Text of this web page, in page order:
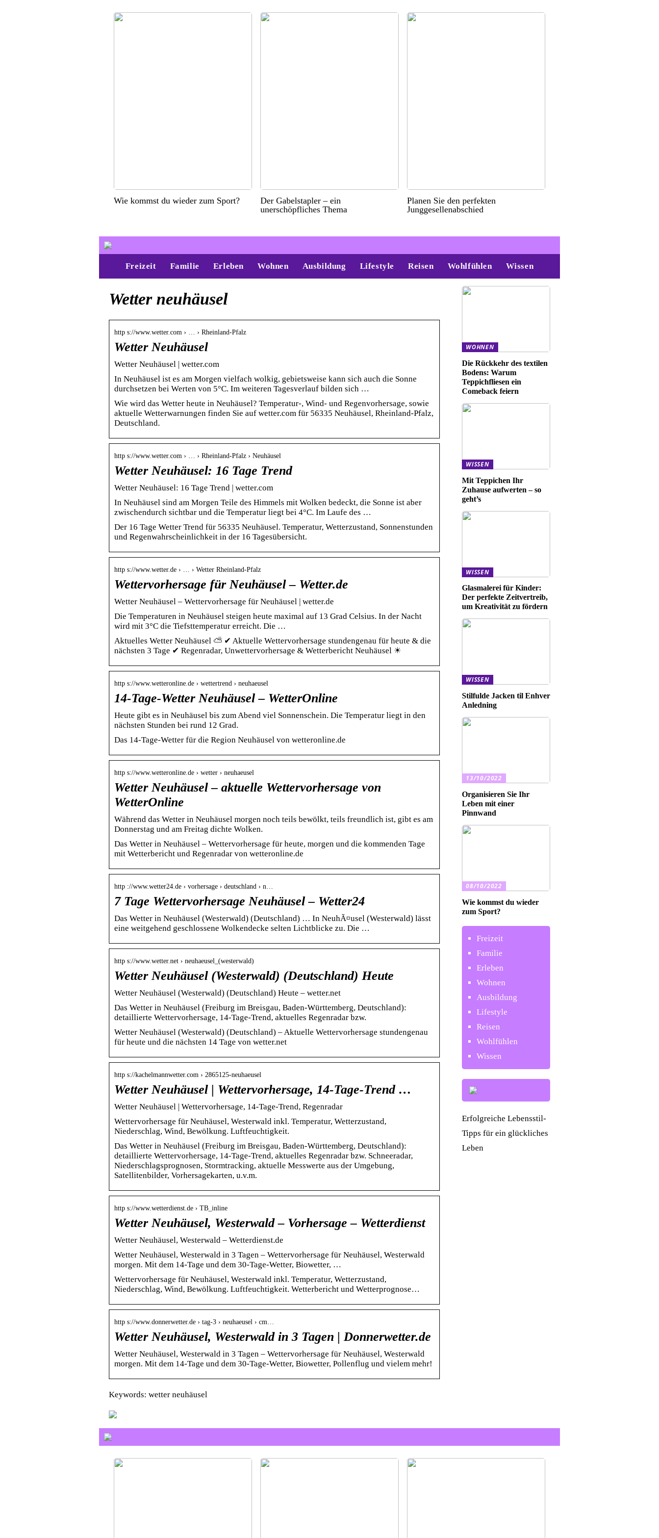
Wie kommst du wieder zum Sport?
Der Gabelstapler – ein
unerschöpfliches Thema
Planen Sie den perfekten
Junggesellenabschied
Freizeit Familie Erleben Wohnen Ausbildung Lifestyle Reisen Wohlfühlen Wissen
Wetter neuhäusel
http s://www.wetter.com › … › Rheinland-Pfalz
Wetter Neuhäusel
Wetter Neuhäusel | wetter.com
In Neuhäusel ist es am Morgen vielfach wolkig, gebietsweise kann sich auch die Sonne
durchsetzen bei Werten von 5°C. Im weiteren Tagesverlauf bilden sich …
Wie wird das Wetter heute in Neuhäusel? Temperatur-, Wind- und Regenvorhersage, sowie
aktuelle Wetterwarnungen finden Sie auf wetter.com für 56335 Neuhäusel, Rheinland-Pfalz,
Deutschland.
http s://www.wetter.com › … › Rheinland-Pfalz › Neuhäusel
Wetter Neuhäusel: 16 Tage Trend
Wetter Neuhäusel: 16 Tage Trend | wetter.com
In Neuhäusel sind am Morgen Teile des Himmels mit Wolken bedeckt, die Sonne ist aber
zwischendurch sichtbar und die Temperatur liegt bei 4°C. Im Laufe des …
Der 16 Tage Wetter Trend für 56335 Neuhäusel. Temperatur, Wetterzustand, Sonnenstunden
und Regenwahrscheinlichkeit in der 16 Tagesübersicht.
http s://www.wetter.de › … › Wetter Rheinland-Pfalz
Wettervorhersage für Neuhäusel – Wetter.de
Wetter Neuhäusel – Wettervorhersage für Neuhäusel | wetter.de
Die Temperaturen in Neuhäusel steigen heute maximal auf 13 Grad Celsius. In der Nacht
wird mit 3°C die Tiefsttemperatur erreicht. Die …
Aktuelles Wetter Neuhäusel ⛅ ✔ Aktuelle Wettervorhersage stundengenau für heute & die
nächsten 3 Tage ✔ Regenradar, Unwettervorhersage & Wetterbericht Neuhäusel ☀
http s://www.wetteronline.de › wettertrend › neuhaeusel
14-Tage-Wetter Neuhäusel – WetterOnline
Heute gibt es in Neuhäusel bis zum Abend viel Sonnenschein. Die Temperatur liegt in den
nächsten Stunden bei rund 12 Grad.
Das 14-Tage-Wetter für die Region Neuhäusel von wetteronline.de
http s://www.wetteronline.de › wetter › neuhaeusel
Wetter Neuhäusel – aktuelle Wettervorhersage von
WetterOnline
Während das Wetter in Neuhäusel morgen noch teils bewölkt, teils freundlich ist, gibt es am
Donnerstag und am Freitag dichte Wolken.
Das Wetter in Neuhäusel – Wettervorhersage für heute, morgen und die kommenden Tage
mit Wetterbericht und Regenradar von wetteronline.de
http ://www.wetter24.de › vorhersage › deutschland › n…
7 Tage Wettervorhersage Neuhäusel – Wetter24
Das Wetter in Neuhäusel (Westerwald) (Deutschland) … In NeuhÃ¤usel (Westerwald) lässt
eine weitgehend geschlossene Wolkendecke selten Lichtblicke zu. Die …
http s://www.wetter.net › neuhaeusel_(westerwald)
Wetter Neuhäusel (Westerwald) (Deutschland) Heute
Wetter Neuhäusel (Westerwald) (Deutschland) Heute – wetter.net
Das Wetter in Neuhäusel (Freiburg im Breisgau, Baden-Württemberg, Deutschland):
detaillierte Wettervorhersage, 14-Tage-Trend, aktuelles Regenradar bzw.
Wetter Neuhäusel (Westerwald) (Deutschland) – Aktuelle Wettervorhersage stundengenau
für heute und die nächsten 14 Tage von wetter.net
http s://kachelmannwetter.com › 2865125-neuhaeusel
Wetter Neuhäusel | Wettervorhersage, 14-Tage-Trend …
Wetter Neuhäusel | Wettervorhersage, 14-Tage-Trend, Regenradar
Wettervorhersage für Neuhäusel, Westerwald inkl. Temperatur, Wetterzustand,
Niederschlag, Wind, Bewölkung. Luftfeuchtigkeit.
Das Wetter in Neuhäusel (Freiburg im Breisgau, Baden-Württemberg, Deutschland):
detaillierte Wettervorhersage, 14-Tage-Trend, aktuelles Regenradar bzw. Schneeradar,
Niederschlagsprognosen, Stormtracking, aktuelle Messwerte aus der Umgebung,
Satellitenbilder, Vorhersagekarten, u.v.m.
http s://www.wetterdienst.de › TB_inline
Wetter Neuhäusel, Westerwald – Vorhersage – Wetterdienst
Wetter Neuhäusel, Westerwald – Wetterdienst.de
Wetter Neuhäusel, Westerwald in 3 Tagen – Wettervorhersage für Neuhäusel, Westerwald
morgen. Mit dem 14-Tage und dem 30-Tage-Wetter, Biowetter, …
Wettervorhersage für Neuhäusel, Westerwald inkl. Temperatur, Wetterzustand,
Niederschlag, Wind, Bewölkung. Luftfeuchtigkeit. Wetterbericht und Wetterprognose…
http s://www.donnerwetter.de › tag-3 › neuhaeusel › cm…
Wetter Neuhäusel, Westerwald in 3 Tagen | Donnerwetter.de
Wetter Neuhäusel, Westerwald in 3 Tagen – Wettervorhersage für Neuhäusel, Westerwald
morgen. Mit dem 14-Tage und dem 30-Tage-Wetter, Biowetter, Pollenflug und vielem mehr!
Keywords: wetter neuhäusel
WOHNEN
Die Rückkehr des textilen
Bodens: Warum
Teppichfliesen ein
Comeback feiern
WISSEN
Mit Teppichen Ihr
Zuhause aufwerten – so
geht’s
WISSEN
Glasmalerei für Kinder:
Der perfekte Zeitvertreib,
um Kreativität zu fördern
WISSEN
Stilfulde Jacken til Enhver
Anledning
13/10/2022
Organisieren Sie Ihr
Leben mit einer
Pinnwand
08/10/2022
Wie kommst du wieder
zum Sport?
Freizeit
Familie
Erleben
Wohnen
Ausbildung
Lifestyle
Reisen
Wohlfühlen
Wissen
Erfolgreiche Lebensstil-
Tipps für ein glückliches
Leben